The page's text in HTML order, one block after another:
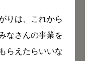
りは、これから
なさんの事業を
らえたらいいな